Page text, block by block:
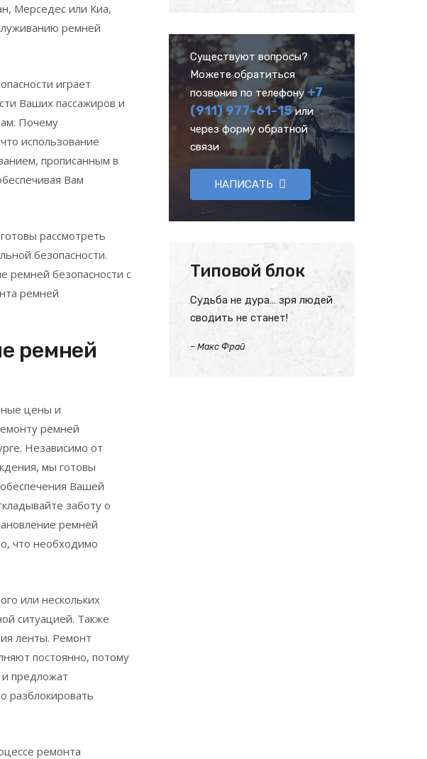
Мерседес или Киа,
ремней
играет
Ваших пассажиров и
Почему
использование
прописанным в
Вам
рассмотреть
безопасности.
ремней безопасности с
ремней
ремней
цены и
ремней
Независимо от
мы готовы
Вашей
заботу о
ремней
что необходимо
или нескольких
ситуацией. Также
ленты. Ремонт
постоянно, потому
предложат
разблокировать
ремонта
Существуют вопросы?
Можете обратиться
позвонив по телефону +7
(911) 977-61-15или
через форму обратной
связи
НАПИСАТЬ
Типовой блок
Судьба не дура… зря людей
сводить не станет!
– Макс Фрай